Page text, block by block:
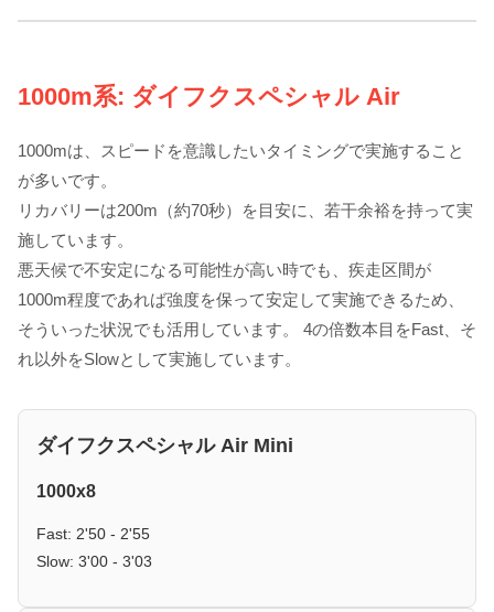
1000m系: ダイフクスペシャル Air
1000mは、スピードを意識したいタイミングで実施すること
が多いです。
リカバリーは200m（約70秒）を目安に、若干余裕を持って実
施しています。
悪天候で不安定になる可能性が高い時でも、疾走区間が
1000m程度であれば強度を保って安定して実施できるため、
そういった状況でも活用しています。 4の倍数本目をFast、そ
れ以外をSlowとして実施しています。
ダイフクスペシャル Air Mini
1000x8
Fast: 2'50 - 2'55
Slow: 3'00 - 3'03